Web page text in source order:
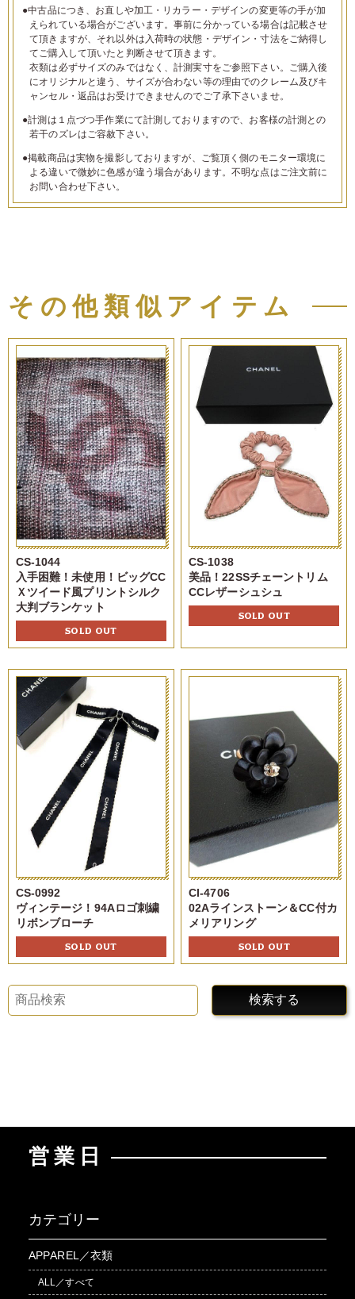
●中古品につき、お直しや加工・リカラー・デザインの変更等の手が加
えられている場合がございます。事前に分かっている場合は記載させ
て頂きますが、それ以外は入荷時の状態・デザイン・寸法をご納得し
てご購入して頂いたと判断させて頂きます。
衣類は必ずサイズのみではなく、計測実寸をご参照下さい。ご購入後
にオリジナルと違う、サイズが合わない等の理由でのクレーム及びキ
ャンセル・返品はお受けできませんのでご了承下さいませ。
●計測は１点づつ手作業にて計測しておりますので、お客様の計測との
若干のズレはご容赦下さい。
●掲載商品は実物を撮影しておりますが、ご覧頂く側のモニター環境に
よる違いで微妙に色感が違う場合があります。不明な点はご注文前に
お問い合わせ下さい。
その他類似アイテム
CS-1044
入手困難！未使用！ビッグCC
Ｘツイード風プリントシルク
大判ブランケット
SOLD OUT
CS-1038
美品！22SSチェーントリム
CCレザーシュシュ
SOLD OUT
CS-0992
ヴィンテージ！94Aロゴ刺繍
リボンブローチ
SOLD OUT
CI-4706
02Aラインストーン＆CC付カ
メリアリング
SOLD OUT
検索する
営業日
カテゴリー
APPAREL／衣類
ALL／すべて